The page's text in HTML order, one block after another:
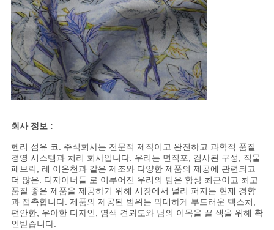
회사 정보 :
헨리 섬유 코. 주식회사는 전문적 제작이고 완전하고 과학적 품질
경영 시스템과 처리 회사입니다. 우리는 면직포, 검사된 구성, 직물
패브릭, 레 이온천과 같은 제조와 다양한 제품의 제공에 관련되고
더 많은. 디자이너들 로 이루어진 우리의 팀은 항상 최근이고 최고
품질 좋은 제품을 제공하기 위해 시장에서 널리 퍼지는 현재 경향
과 접촉합니다. 제품의 제공된 범위는 막대하게 부드러운 텍스처,
편안한, 우아한 디자인, 염색 견뢰도와 남의 이목을 끌 색을 위해 확
인받습니다.